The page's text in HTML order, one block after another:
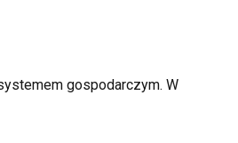
gospodarczym. W